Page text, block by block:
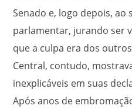
Senado e, logo depois,
parlamentar, jurando ser
que a culpa era dos
Central, contudo,
inexplicáveis em suas
Após anos de